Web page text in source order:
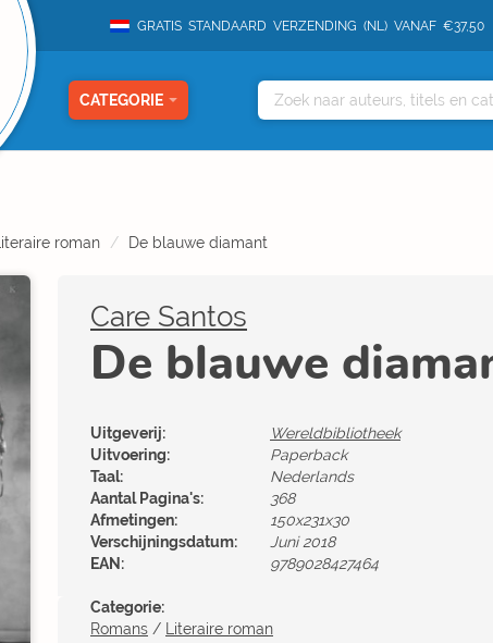
GRATIS STANDAARD VERZENDING (NL) VANAF €37,50
CATEGORIE
Literaire roman De blauwe diamant
Care Santos
De blauwe
Uitgeverij:
Wereldbibliotheek
Uitvoering:
Paperback
Taal:
Nederlands
Aantal Pagina's:
368
Afmetingen:
150x231x30
Verschijningsdatum:
Juni 2018
EAN:
9789028427464
Categorie:
Romans / Literaire roman